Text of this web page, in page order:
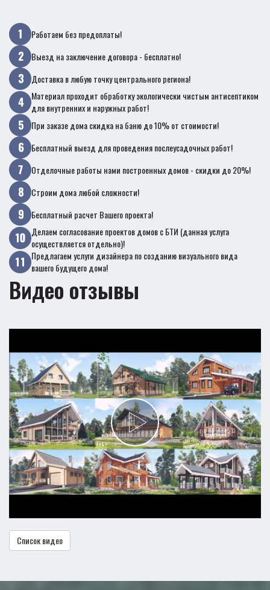
Работаем без предоплаты!
Выезд на заключение договора - бесплатно!
Доставка в любую точку центрального региона!
Материал проходит обработку экологически чистым антисептиком
для внутренних и наружных работ!
При заказе дома скидка на баню до 10% от стоимости!
Бесплатный выезд для проведения послеусадочных работ!
Отделочные работы нами построенных домов - скидки до 20%!
Строим дома любой сложности!
Бесплатный расчет Вашего проекта!
Делаем согласование проектов домов с БТИ (данная услуга
осуществляется отдельно)!
Предлагаем услуги дизайнера по созданию визуального вида
вашего будущего дома!
Видео отзывы
Список видео